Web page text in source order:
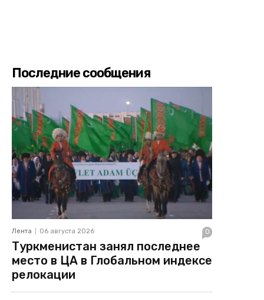
Последние сообщения
Лента 06 августа 2026 0
Туркменистан занял последнее
место в ЦА в Глобальном индексе
релокации